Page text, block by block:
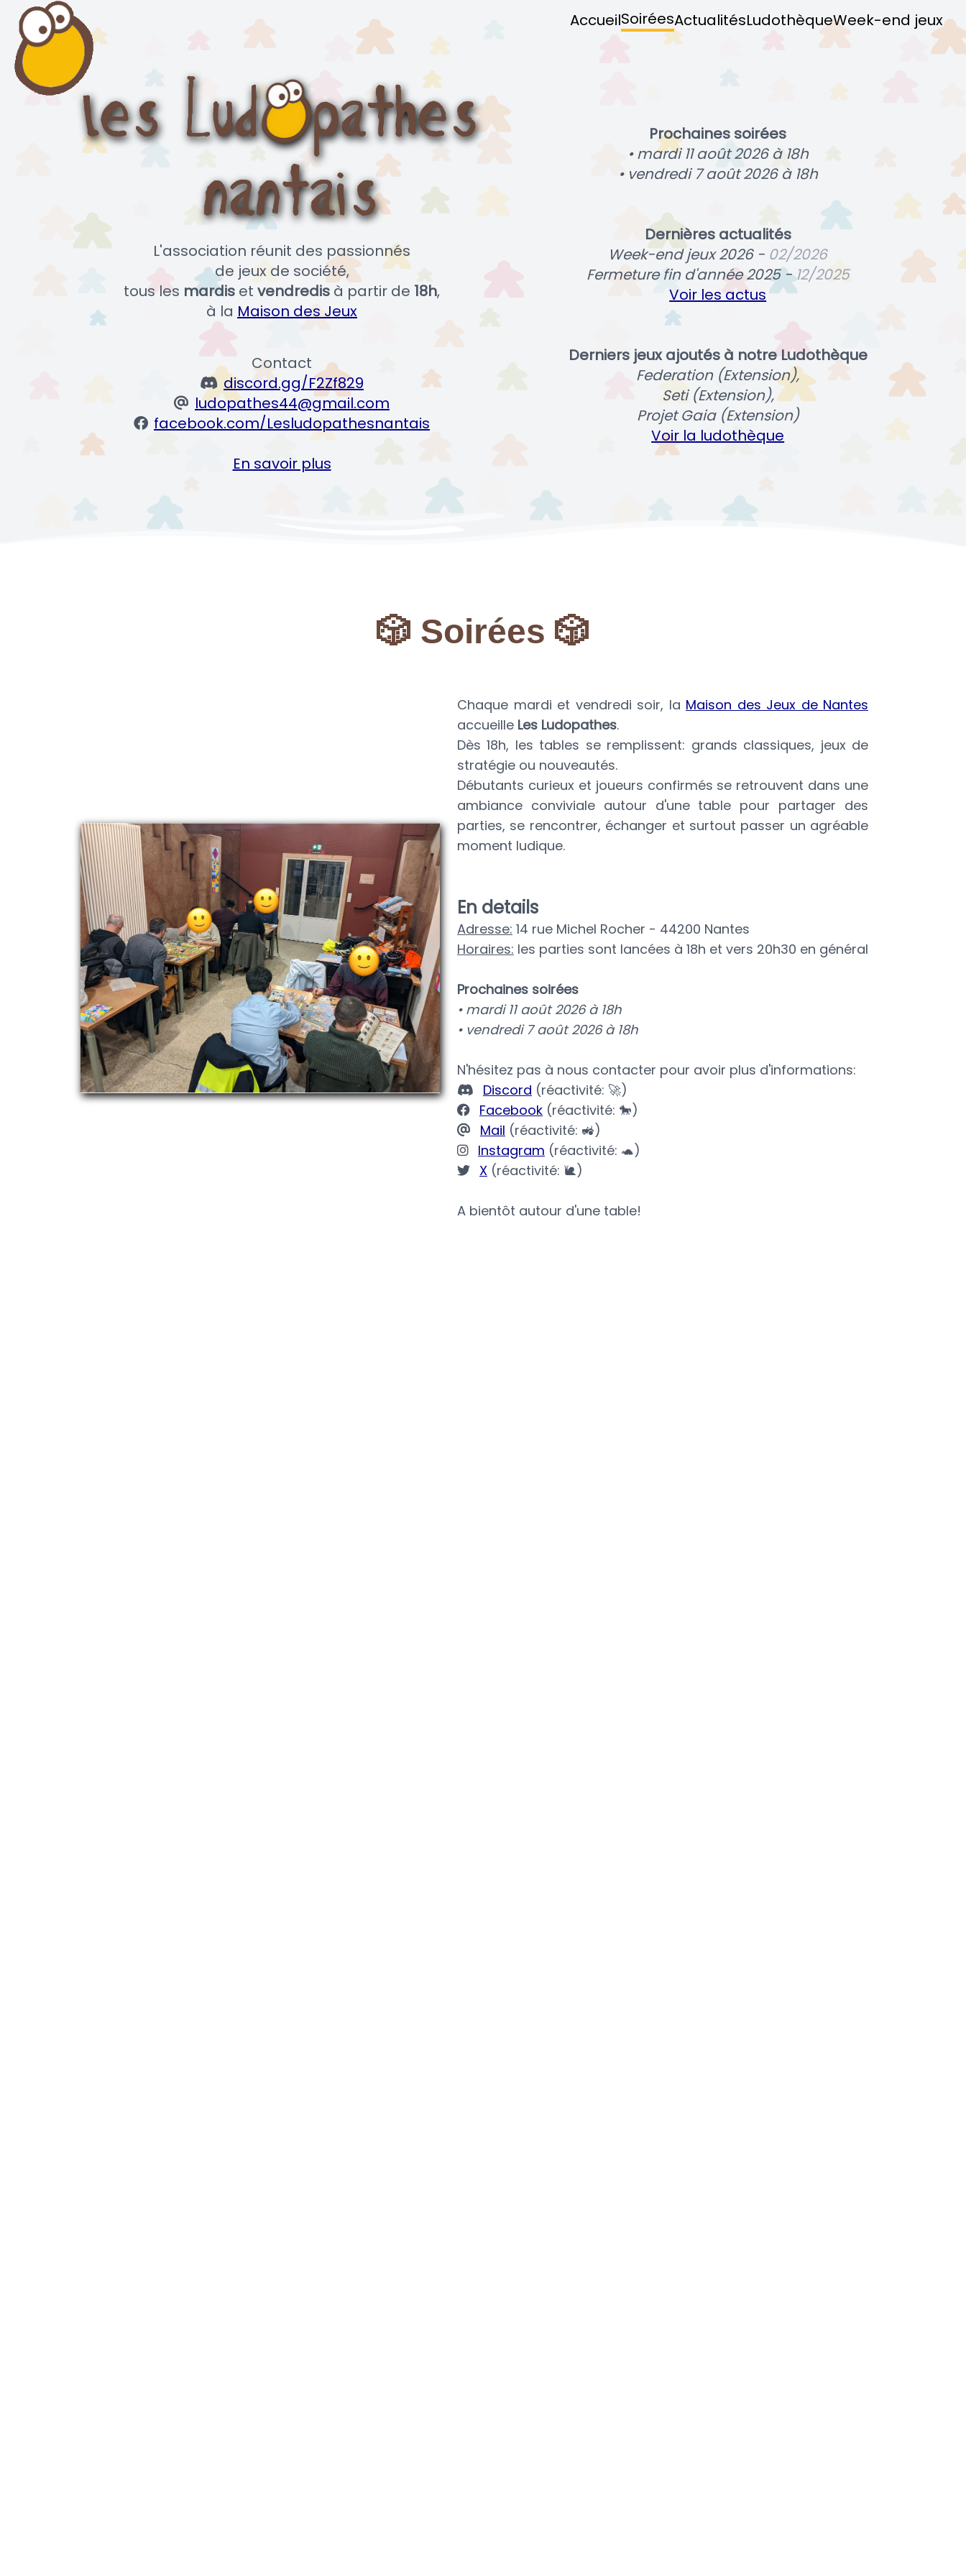
AccueilSoiréesActualitésLudothèqueWeek-end jeux
L'association réunit des passionnés
de jeux de société,
tous les mardis et vendredis à partir de 18h,
à la Maison des Jeux
Contact
discord.gg/F2Zf829
ludopathes44@gmail.com
facebook.com/Lesludopathesnantais
En savoir plus
Prochaines soirées
• mardi 11 août 2026 à 18h
• vendredi 7 août 2026 à 18h
Dernières actualités
Week-end jeux 2026 - 02/2026
Fermeture fin d'année 2025 -12/2025
Voir les actus
Derniers jeux ajoutés à notre Ludothèque
Federation (Extension),
Seti (Extension),
Projet Gaia (Extension)
Voir la ludothèque
🎲 Soirées 🎲
Chaque mardi et vendredi soir, la Maison des Jeux de Nantes
accueille Les Ludopathes.
Dès 18h, les tables se remplissent: grands classiques, jeux de
stratégie ou nouveautés.
Débutants curieux et joueurs confirmés se retrouvent dans une
ambiance conviviale autour d'une table pour partager des
parties, se rencontrer, échanger et surtout passer un agréable
moment ludique.
En details
Adresse: 14 rue Michel Rocher - 44200 Nantes
Horaires: les parties sont lancées à 18h et vers 20h30 en général
Prochaines soirées
• mardi 11 août 2026 à 18h
• vendredi 7 août 2026 à 18h
N'hésitez pas à nous contacter pour avoir plus d'informations:
Discord (réactivité: 🚀)
Facebook (réactivité: 🐎)
Mail (réactivité: 🚜)
Instagram (réactivité: 🐢)
X (réactivité: 🐌)
A bientôt autour d'une table!